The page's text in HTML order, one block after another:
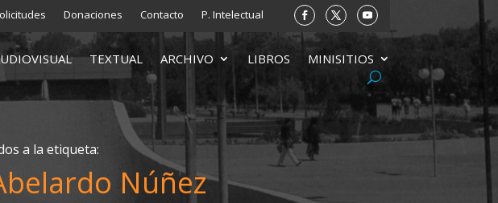
Donaciones Contacto P. Intelectual
TEXTUAL ARCHIVO LIBROS MINISITIOS
a la etiqueta:
Núñez